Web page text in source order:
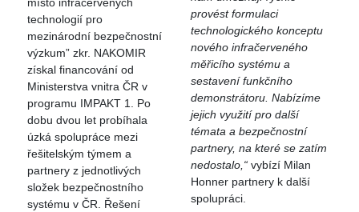
technologií pro
mezinárodní bezpečnostní
výzkum” zkr. NAKOMIR
získal financování od
Ministerstva vnitra ČR v
programu IMPAKT 1. Po
dobu dvou let probíhala
úzká spolupráce mezi
řešitelským týmem a
partnery z jednotlivých
složek bezpečnostního
systému v ČR. Řešení
provést formulaci
technologického konceptu
nového infračerveného
měřicího systému a
sestavení funkčního
demonstrátoru. Nabízíme
jejich využití pro další
témata a bezpečnostní
partnery, na které se zatím
nedostalo,“ vybízí Milan
Honner partnery k další
spolupráci.